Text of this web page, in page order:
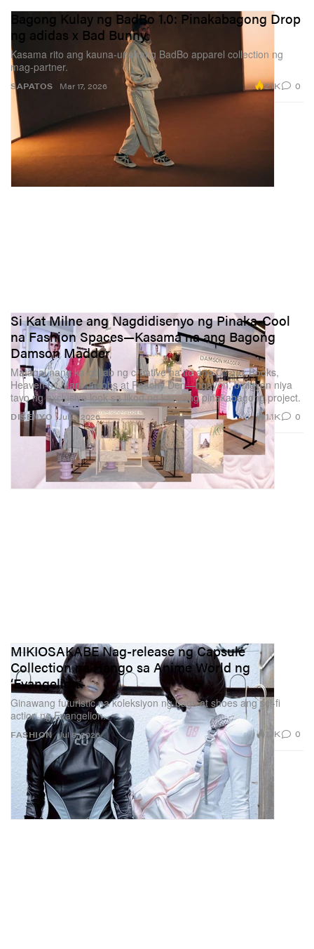
SAPATOS
Bagong Kulay ng BadBo 1.0: Pinakabagong Drop
ng adidas x Bad Bunny
Kasama rito ang kauna-unahang BadBo apparel collection ng
mag-partner.
Mar 17, 2026 2.1K 0
DISENYO
Si Kat Milne ang Nagdidisenyo ng Pinaka-Cool
na Fashion Spaces—Kasama na ang Bagong
Damson Madder
Matagal nang ka-collab ng creative na ito ang Climax Books,
Heaven by Marc Jacobs at Peachy Den—ngayon, binigyan niya
tayo ng exclusive look sa likod ng kanyang pinakabagong project.
Jul 8, 2026 1.1K 0
FASHION
MIKIOSAKABE Nag-release ng Capsule
Collection na Hango sa Anime World ng
‘Evangelion’
Ginawang futuristic na koleksiyon ng bags at shoes ang sci-fi
action ng Evangelion.
Jul 8, 2026 1.1K 0